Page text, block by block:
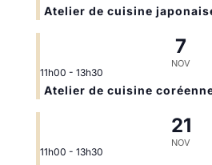
Atelier de cuisine
7
NOV
11h00 - 13h30
Atelier de cuisine
21
NOV
11h00 - 13h30